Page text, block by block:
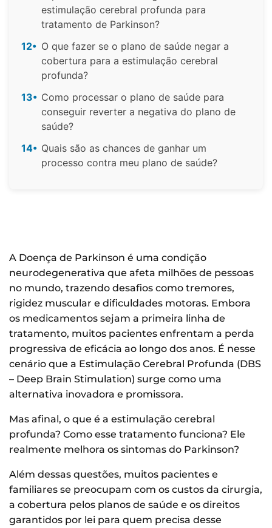
estimulação cerebral profunda para
tratamento de Parkinson?
12• O que fazer se o plano de saúde negar a
cobertura para a estimulação cerebral
profunda?
13• Como processar o plano de saúde para
conseguir reverter a negativa do plano de
saúde?
14• Quais são as chances de ganhar um
processo contra meu plano de saúde?
A Doença de Parkinson é uma condição
neurodegenerativa que afeta milhões de pessoas
no mundo, trazendo desafios como tremores,
rigidez muscular e dificuldades motoras. Embora
os medicamentos sejam a primeira linha de
tratamento, muitos pacientes enfrentam a perda
progressiva de eficácia ao longo dos anos. É nesse
cenário que a Estimulação Cerebral Profunda (DBS
– Deep Brain Stimulation) surge como uma
alternativa inovadora e promissora.
Mas afinal, o que é a estimulação cerebral
profunda? Como esse tratamento funciona? Ele
realmente melhora os sintomas do Parkinson?
Além dessas questões, muitos pacientes e
familiares se preocupam com os custos da cirurgia,
a cobertura pelos planos de saúde e os direitos
garantidos por lei para quem precisa desse